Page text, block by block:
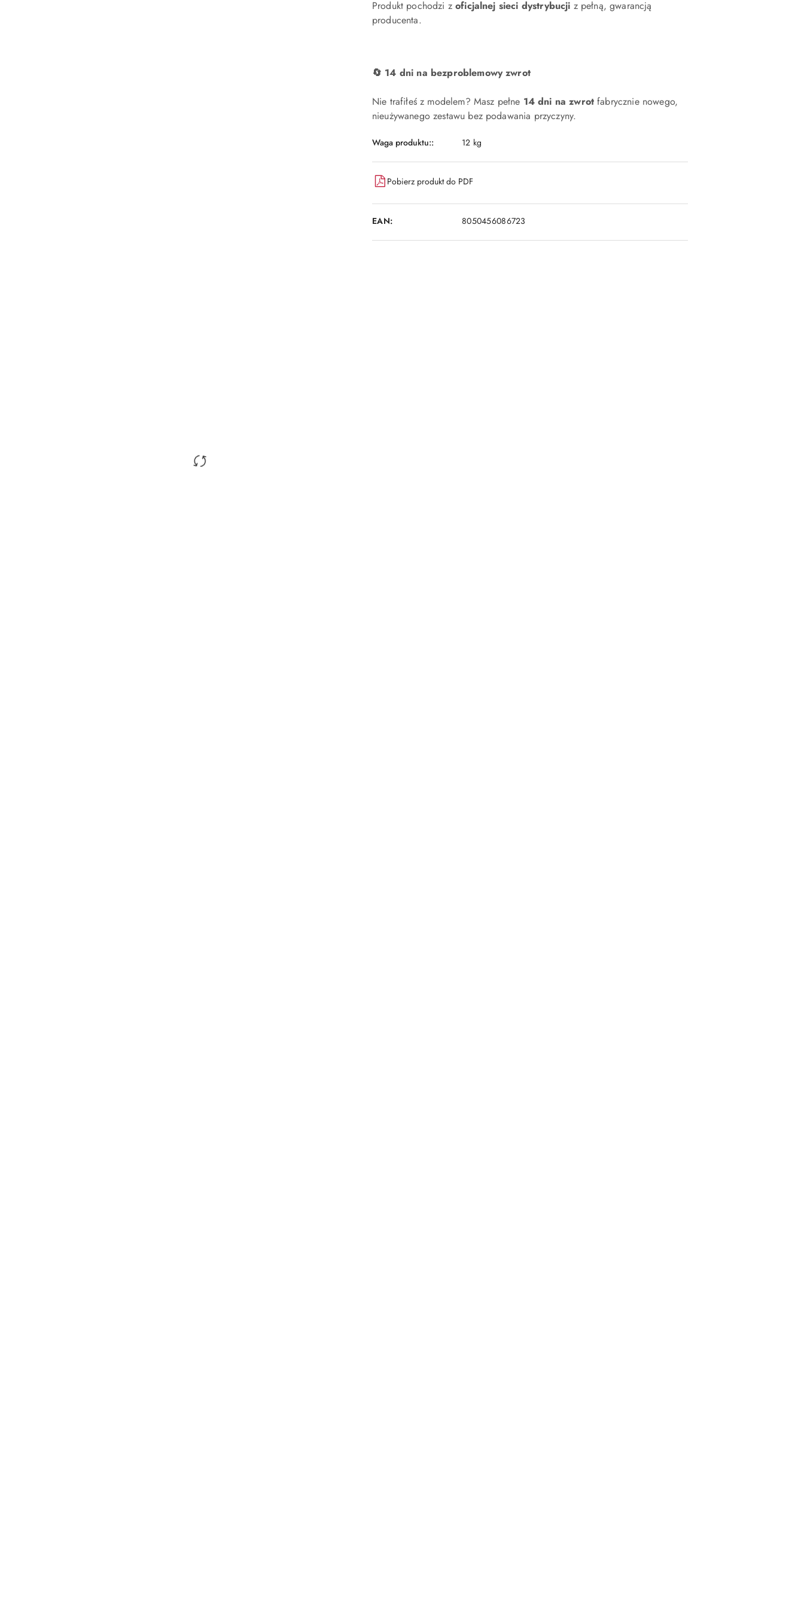
Produkt pochodzi zoficjalnej sieci dystrybucji z pełną, gwarancją
producenta.
🔄 14 dni na bezproblemowy zwrot
Nie trafiłeś z modelem? Masz pełne 14 dni na zwrot fabrycznie nowego,
nieużywanego zestawu bez podawania przyczyny.
Waga produktu:: 12 kg
Pobierz produkt do PDF
EAN: 8050456086723